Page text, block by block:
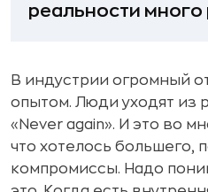
реальности много
В индустрии огромный
опытом. Люди уходят из
«Never again». И это во
что хотелось большего,
компромиссы. Надо